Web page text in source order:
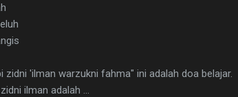
zidni 'ilman warzukni fahma" ini adalah doa belajar.
ilman adalah ...